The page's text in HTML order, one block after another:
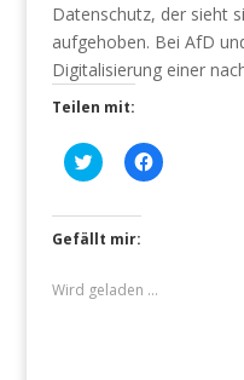
Datenschutz, der sieht
aufgehoben. Bei AfD
Digitalisierung einer
Teilen mit:
K
l
k
,
ü
b
K
l
u
Gefällt mir:
Wird geladen …